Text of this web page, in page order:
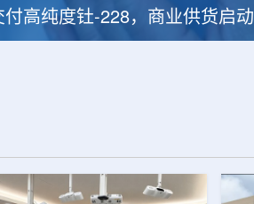
高纯度钍-228，商业供货启动